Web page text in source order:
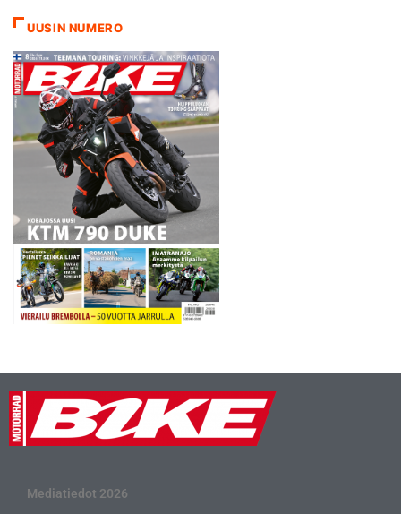
ensimmäisestä rivistä,
ruudusta kolme. Neljänneltä
paikalta liikkeelle lähtenyt
Cluzel sai unelmastartin,
jonka myötä nousi johtoon.
Pian kuitenkin
paalupaikkamies…
UUSIN NUMERO
Mediatiedot 2026